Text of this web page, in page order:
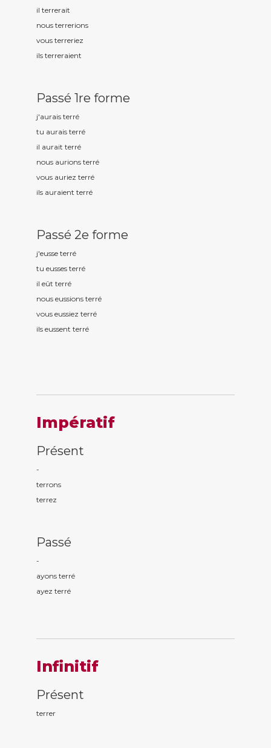
il terrerait
nous terrerions
vous terreriez
ils terreraient
Passé 1re forme
j'aurais terré
tu aurais terré
il aurait terré
nous aurions terré
vous auriez terré
ils auraient terré
Passé 2e forme
j'eusse terré
tu eusses terré
il eût terré
nous eussions terré
vous eussiez terré
ils eussent terré
Impératif
Présent
-
terrons
terrez
Passé
-
ayons terré
ayez terré
Infinitif
Présent
terrer